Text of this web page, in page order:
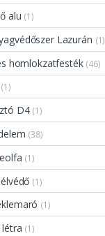
alu (1)
Lazurán (1)
homlokzatfesték (46)
(1)
D4 (1)
(38)
(1)
(1)
(1)
(1)